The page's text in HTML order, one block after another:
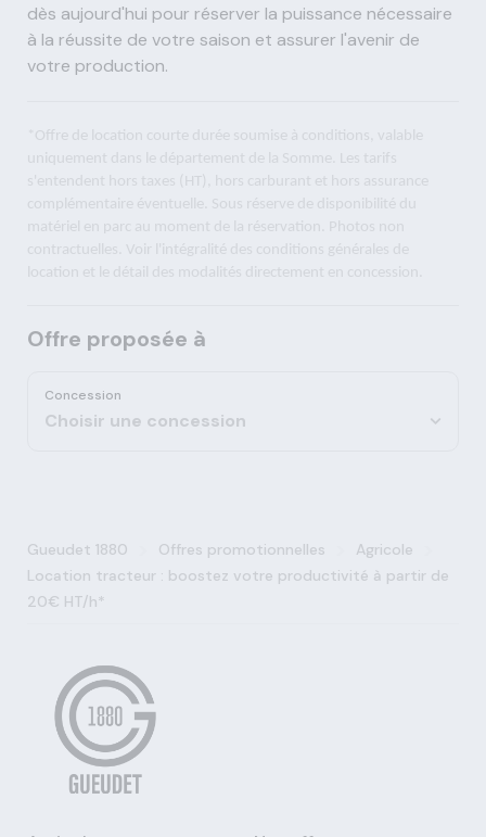
dès aujourd'hui pour réserver la puissance nécessaire
à la réussite de votre saison et assurer l'avenir de
votre production.
Offre proposée à
Concession
Choisir une concession
Gueudet 1880 Offres promotionnelles Agricole
Location tracteur : boostez votre productivité à partir de
20€ HT/h*